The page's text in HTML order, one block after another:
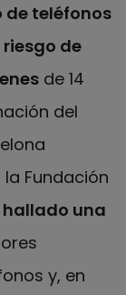
de teléfonos
de
de 14
del
Fundación
hallado una
y, en